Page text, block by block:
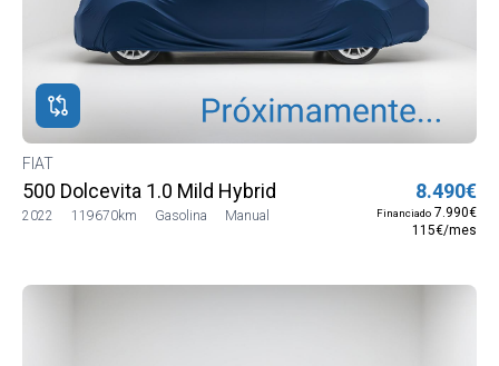
FIAT
500 Dolcevita 1.0 Mild Hybrid
2022 119670km Gasolina Manual
8.490€
Financiado 7.990€
115€/mes